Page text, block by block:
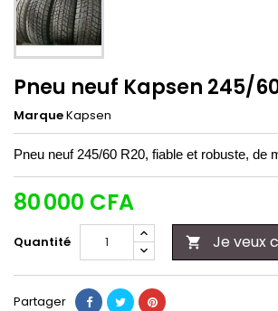
Pneu neuf Kapsen 245/
MarqueKapsen
Pneu neuf 245/60 R20, fiable et robuste, de
80 000 CFA
Quantité  Je veux
Partager